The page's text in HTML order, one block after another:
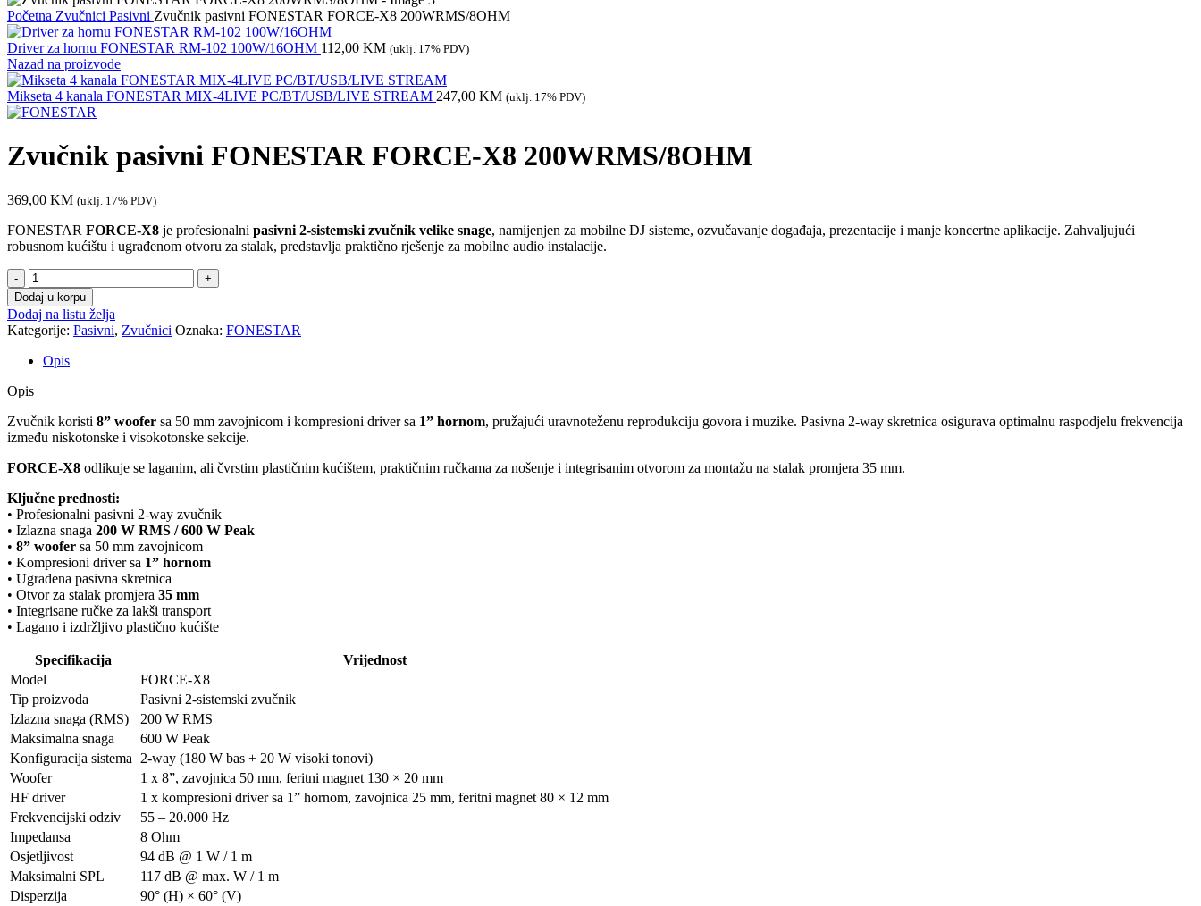
Početna Zvučnici Pasivni Zvučnik pasivni FONESTAR FORCE-X8 200WRMS/8OHM
Driver za hornu FONESTAR RM-102 100W/16OHM 112,00 KM (uklj. 17% PDV)
Nazad na proizvode
Mikseta 4 kanala FONESTAR MIX-4LIVE PC/BT/USB/LIVE STREAM 247,00 KM (uklj. 17% PDV)
Zvučnik pasivni FONESTAR FORCE-X8 200WRMS/8OHM
369,00 KM (uklj. 17% PDV)
FONESTAR FORCE-X8 je profesionalni pasivni 2-sistemski zvučnik velike snage, namijenjen za mobilne DJ sisteme, ozvučavanje događaja, prezentacije i manje koncertne aplikacije. Zahvaljujući
robusnom kućištu i ugrađenom otvoru za stalak, predstavlja praktično rješenje za mobilne audio instalacije.
Zvučnik
pasivni
FONESTAR
FORCE-
X8
200WRMS/8OHM
količina
Dodaj u korpu
Dodaj na listu želja
Kategorije: Pasivni, Zvučnici Oznaka: FONESTAR
Opis
Opis
Zvučnik koristi 8” woofer sa 50 mm zavojnicom i kompresioni driver sa 1” hornom, pružajući uravnoteženu reprodukciju govora i muzike. Pasivna 2-way skretnica osigurava optimalnu raspodjelu frekvencija
između niskotonske i visokotonske sekcije.
FORCE-X8 odlikuje se laganim, ali čvrstim plastičnim kućištem, praktičnim ručkama za nošenje i integrisanim otvorom za montažu na stalak promjera 35 mm.
Ključne prednosti:
• Profesionalni pasivni 2-way zvučnik
• Izlazna snaga 200 W RMS / 600 W Peak
• 8” woofer sa 50 mm zavojnicom
• Kompresioni driver sa 1” hornom
• Ugrađena pasivna skretnica
• Otvor za stalak promjera 35 mm
• Integrisane ručke za lakši transport
• Lagano i izdržljivo plastično kućište
Specifikacija
Vrijednost
Model
FORCE-X8
Tip proizvoda
Pasivni 2-sistemski zvučnik
Izlazna snaga (RMS)
200 W RMS
Maksimalna snaga
600 W Peak
Konfiguracija sistema
2-way (180 W bas + 20 W visoki tonovi)
Woofer
1 x 8”, zavojnica 50 mm, feritni magnet 130 × 20 mm
HF driver
1 x kompresioni driver sa 1” hornom, zavojnica 25 mm, feritni magnet 80 × 12 mm
Frekvencijski odziv
55 – 20.000 Hz
Impedansa
8 Ohm
Osjetljivost
94 dB @ 1 W / 1 m
Maksimalni SPL
117 dB @ max. W / 1 m
Disperzija
90° (H) × 60° (V)